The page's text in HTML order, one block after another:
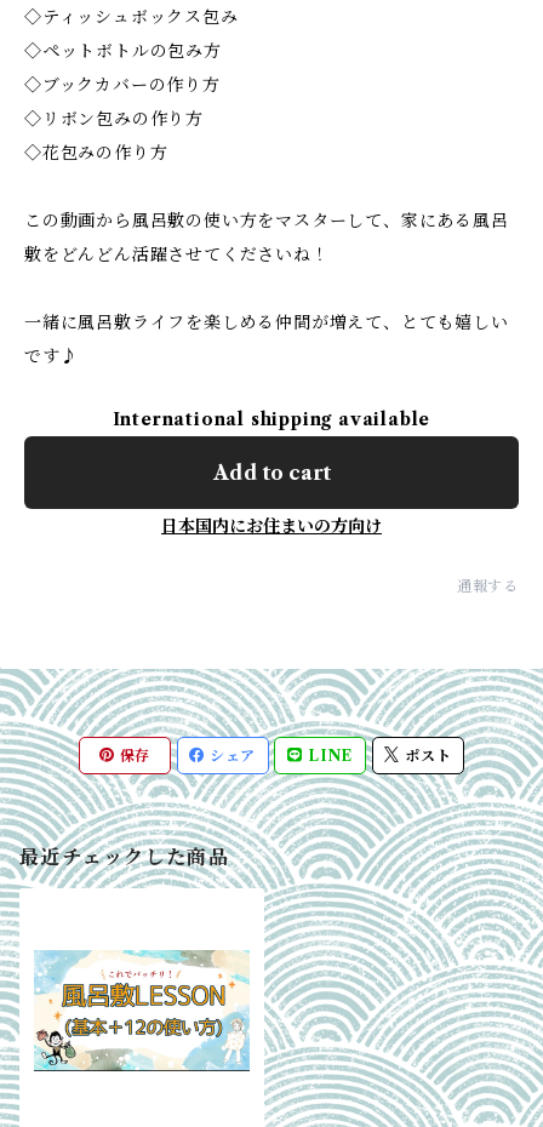
◇ティッシュボックス包み
◇ペットボトルの包み方
◇ブックカバーの作り方
◇リボン包みの作り方
◇花包みの作り方
この動画から風呂敷の使い方をマスターして、家にある風呂
敷をどんどん活躍させてくださいね！
一緒に風呂敷ライフを楽しめる仲間が増えて、とても嬉しい
です♪
International shipping available
Add to cart
日本国内にお住まいの方向け
通報する
保存 シェア LINE ポスト
最近チェックした商品